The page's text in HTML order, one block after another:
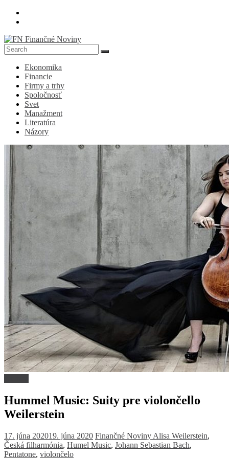
Skip
FN
Finančné
Noviny
Denník
ekonomike
spoločnosti
Ekonomika
Financie
Firmy a trhy
Spoločnosť
Svet
Manažment
Literatúra
Názory
Hummel Music: Suity pre violončello
Weilerstein
17. júna 202019. júna 2020 Finančné Noviny Alisa Weilerstein,
Česká filharmónia, Humel Music, Johann Sebastian Bach,
Pentatone, violončelo